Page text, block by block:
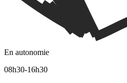
En autonomie
08h30-16h30